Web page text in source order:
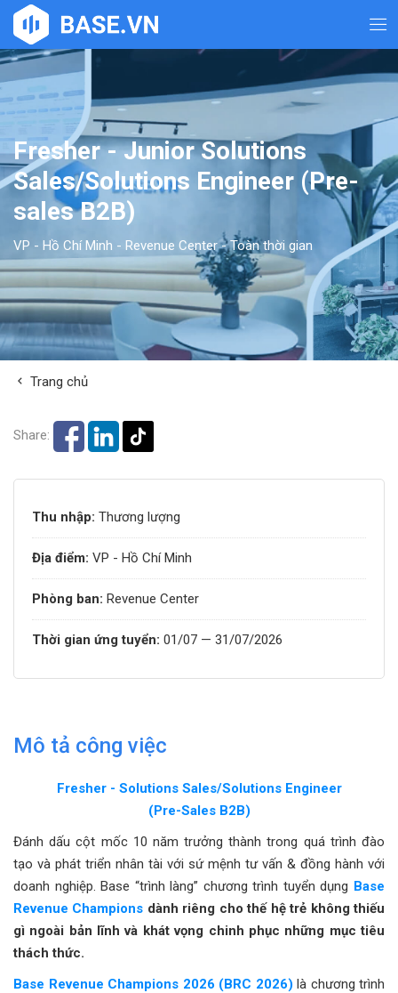
Fresher - Junior Solutions
Sales/Solutions Engineer (Pre-
sales B2B)
VP - Hồ Chí Minh - Revenue Center-Toàn thời gian
Trang chủ
Share:
Thu nhập: Thương lượng
Địa điểm: VP - Hồ Chí Minh
Phòng ban: Revenue Center
Thời gian ứng tuyển: 01/07 — 31/07/2026
Mô tả công việc
Fresher - Solutions Sales/Solutions Engineer
(Pre-Sales B2B)
Đánh dấu cột mốc 10 năm trưởng thành trong quá trình đào
tạo và phát triển nhân tài với sứ mệnh tư vấn & đồng hành với
doanh nghiệp. Base “trình làng” chương trình tuyển dụng Base
Revenue Champions dành riêng cho thế hệ trẻ không thiếu
gì ngoài bản lĩnh và khát vọng chinh phục những mục tiêu
thách thức.
Base Revenue Champions 2026 (BRC 2026) là chương trình